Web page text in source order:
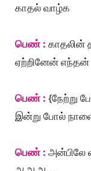
காதல் வாழ்க
பெண் : காதலின்
ஏற்றினேன் எந்தன்
பெண் : {நேற்று
இன்று போல்
பெண் : அன்பிலே